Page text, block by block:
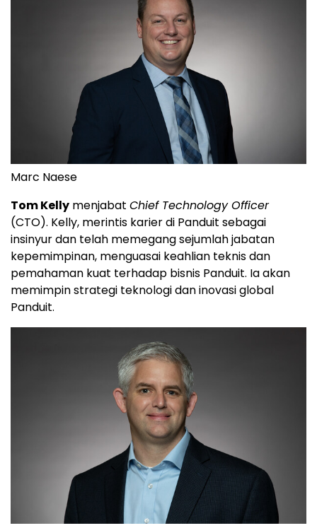
Marc Naese
Tom Kelly menjabat Chief Technology Officer
(CTO). Kelly, merintis karier di Panduit sebagai
insinyur dan telah memegang sejumlah jabatan
kepemimpinan, menguasai keahlian teknis dan
pemahaman kuat terhadap bisnis Panduit. Ia akan
memimpin strategi teknologi dan inovasi global
Panduit.